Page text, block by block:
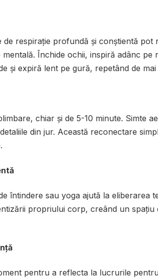
de respirație profundă și conștientă pot
Închide ochii, inspiră adânc pe
și expiră lent pe gură, repetând de
chiar și de 5-10 minute. Simte
din jur. Această reconectare
întindere sau yoga ajută la eliberarea
propriului corp, creând un spațiu
pentru a reflecta la lucrurile